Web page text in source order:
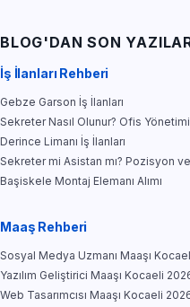
BLOG'DAN SON
İş İlanları Rehberi
Gebze Garson İş İlanları
Sekreter Nasıl Olunur? Ofis
Derince Limanı İş İlanları
Sekreter mi Asistan mı? Pozisyon ve
Başiskele Montaj Elemanı Alımı
Maaş Rehberi
Sosyal Medya Uzmanı Maaşı
Yazılım Geliştirici Maaşı Kocaeli
Web Tasarımcısı Maaşı Kocaeli